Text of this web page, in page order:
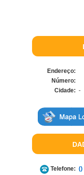
Endereço:
Número:
Cidade: -
Telefone: ()